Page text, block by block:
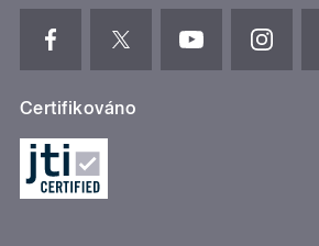
Certifikováno